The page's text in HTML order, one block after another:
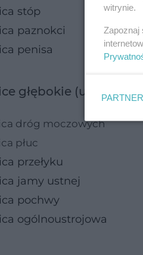
stóp
paznokci
penisa
głębokie
dróg moczowych
płuc
przełyku
jamy ustnej
pochwy
ogólnoustrojowa
witrynie.
Zapoznaj